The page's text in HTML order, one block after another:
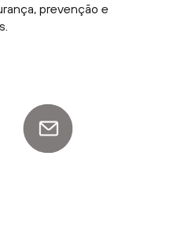
prevenção e